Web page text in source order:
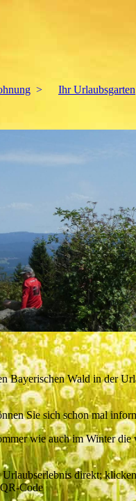
Ihr Urlaubsgarten
Bayerischen Wald in der
Sie sich schon mal
wie auch im Winter die
Urlaubserlebnis direkt;
Code